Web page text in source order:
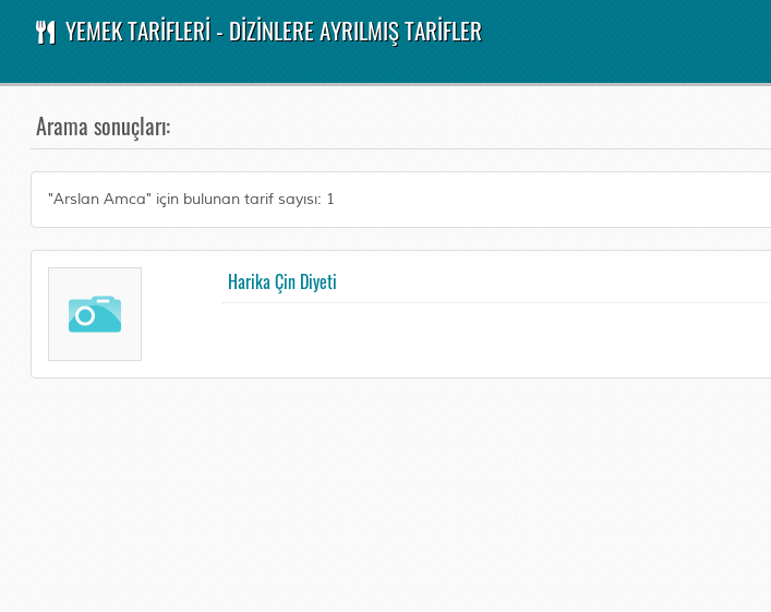
YEMEK TARİFLERİ - DİZİNLERE AYRILMIŞ TARİFLER
Arama sonuçları:
"Arslan Amca" için bulunan tarif sayısı: 1
Harika Çin Diyeti